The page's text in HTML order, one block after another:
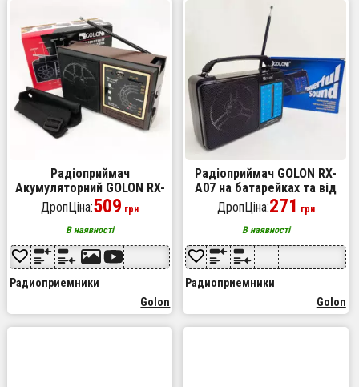
Радіоприймач
Акумуляторний GOLON RX-
9922UAR, Всехвильовий
радіоприймач професійний
ДропЦіна:509 грн
В наявності
Радиоприемники
Golon
Радіоприймач GOLON RX-
A07 на батарейках та від
мережі
ДропЦіна:271 грн
В наявності
Радиоприемники
Golon